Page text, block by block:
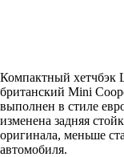
Компактный хетчбэк
британский Mini
выполнен в стиле
изменена задняя
оригинала, меньше
автомобиля.